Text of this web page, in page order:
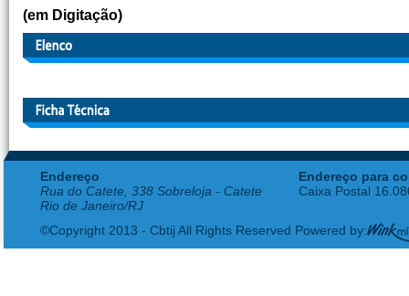
(em Digitação)
Endereço
Rua do Catete, 338 Sobreloja - Catete
Rio de Janeiro/RJ
Endereço para
Caixa Postal
©Copyright 2013 - Cbtij All Rights Reserved Powered by: